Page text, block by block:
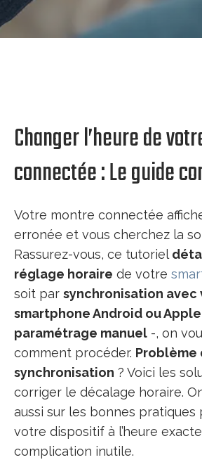
Changer l’heure de
connectée : Le guide
Votre montre connectée
erronée et vous cherchez la
Rassurez-vous, ce tutoriel
réglage horaire de votre
soit par synchronisation avec
smartphone Android ou Apple
paramétrage manuel -, on
comment procéder. Problème
synchronisation ? Voici les
corriger le décalage horaire.
aussi sur les bonnes pratiques
votre dispositif à l’heure
complication inutile.